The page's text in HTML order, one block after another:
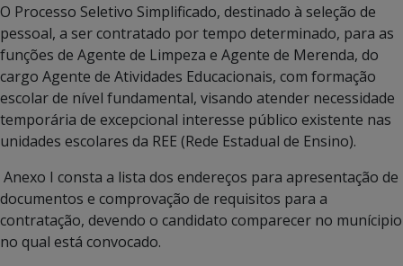
O Processo Seletivo Simplificado, destinado à seleção de
pessoal, a ser contratado por tempo determinado, para as
funções de Agente de Limpeza e Agente de Merenda, do
cargo Agente de Atividades Educacionais, com formação
escolar de nível fundamental, visando atender necessidade
temporária de excepcional interesse público existente nas
unidades escolares da REE (Rede Estadual de Ensino).
Anexo I consta a lista dos endereços para apresentação de
documentos e comprovação de requisitos para a
contratação, devendo o candidato comparecer no munícipio
no qual está convocado.